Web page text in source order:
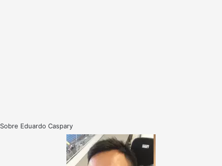
Sobre Eduardo Caspary